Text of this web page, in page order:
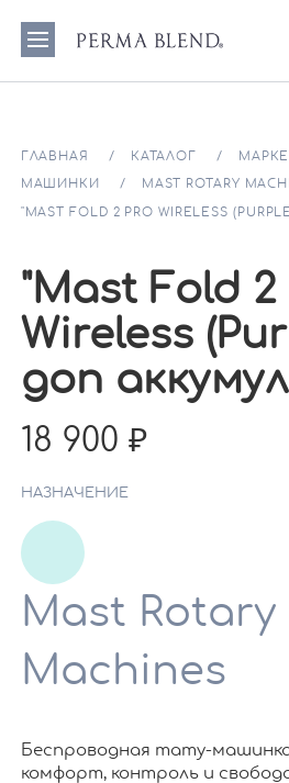
ГЛАВНАЯ КАТАЛОГ
МАШИНКИ MAST ROTARY
"MAST FOLD 2 PRO WIRELESS
"Mast Fold 2
Wireless
доп
18 900
НАЗНАЧЕНИЕ
Mast Rotary
Machines
Беспроводная тату-машинка
комфорт, контроль и